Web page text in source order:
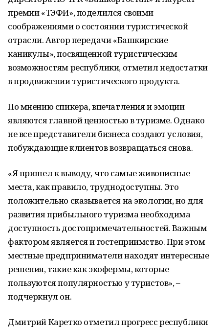
премии «ТЭФИ», поделился своими
соображениями о состоянии туристической
отрасли. Автор передачи «Башкирские
каникулы», посвященной туристическим
возможностям республики, отметил недостатки
в продвижении туристического продукта.
По мнению спикера, впечатления и эмоции
являются главной ценностью в туризме. Однако
не все представители бизнеса создают условия,
побуждающие клиентов возвращаться снова.
«Я пришел к выводу, что самые живописные
места, как правило, труднодоступны. Это
положительно сказывается на экологии, но для
развития прибыльного туризма необходима
доступность достопримечательностей. Важным
фактором является и гостеприимство. При этом
местные предприниматели находят интересные
решения, такие как экофермы, которые
пользуются популярностью у туристов», –
подчеркнул он.
Дмитрий Каретко отметил прогресс республики